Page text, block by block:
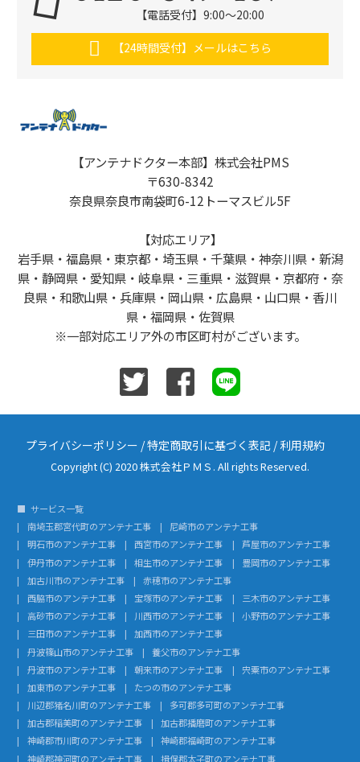
【電話受付】9:00〜20:00
【24時間受付】メールはこちら
【アンテナドクター本部】株式会社PMS
〒630-8342
奈良県奈良市南袋町6-12トーマスビル5F
【対応エリア】
岩手県・福島県・東京都・埼玉県・千葉県・神奈川県・新潟
県・静岡県・愛知県・岐阜県・三重県・滋賀県・京都府・奈
良県・和歌山県・兵庫県・岡山県・広島県・山口県・香川
県・福岡県・佐賀県
※一部対応エリア外の市区町村がございます。
プライバシーポリシー /特定商取引に基づく表記 /利用規約
Copyright (C) 2020 株式会社ＰＭＳ. All rights Reserved.
サービス一覧
南埼玉郡宮代町のアンテナ工事
尼崎市のアンテナ工事
明石市のアンテナ工事
西宮市のアンテナ工事
芦屋市のアンテナ工事
伊丹市のアンテナ工事
相生市のアンテナ工事
豊岡市のアンテナ工事
加古川市のアンテナ工事
赤穂市のアンテナ工事
西脇市のアンテナ工事
宝塚市のアンテナ工事
三木市のアンテナ工事
高砂市のアンテナ工事
川西市のアンテナ工事
小野市のアンテナ工事
三田市のアンテナ工事
加西市のアンテナ工事
丹波篠山市のアンテナ工事
養父市のアンテナ工事
丹波市のアンテナ工事
朝来市のアンテナ工事
宍粟市のアンテナ工事
加東市のアンテナ工事
たつの市のアンテナ工事
川辺郡猪名川町のアンテナ工事
多可郡多可町のアンテナ工事
加古郡稲美町のアンテナ工事
加古郡播磨町のアンテナ工事
神崎郡市川町のアンテナ工事
神崎郡福崎町のアンテナ工事
神崎郡神河町のアンテナ工事
揖保郡太子町のアンテナ工事